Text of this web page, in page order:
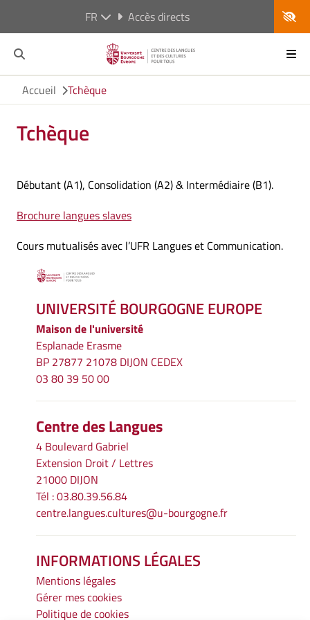
FR Accès directs
Accueil Tchèque
Tchèque
Débutant (A1), Consolidation (A2) & Intermédiaire (B1).
Brochure langues slaves
Cours mutualisés avec l’UFR Langues et Communication.
UNIVERSITÉ BOURGOGNE EUROPE
Maison de l'université
Esplanade Erasme
BP 27877 21078 DIJON CEDEX
03 80 39 50 00
Centre des Langues
4 Boulevard Gabriel
Extension Droit / Lettres
21000 DIJON
Tél : 03.80.39.56.84
centre.langues.cultures@u-bourgogne.fr
INFORMATIONS LÉGALES
Mentions légales
Gérer mes cookies
Politique de cookies